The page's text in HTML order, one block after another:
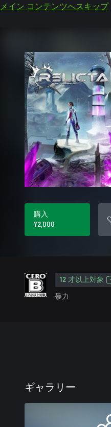
メイン コンテンツへスキップ
購入
¥2,000
12 才以上対象
暴力
ギャラリー